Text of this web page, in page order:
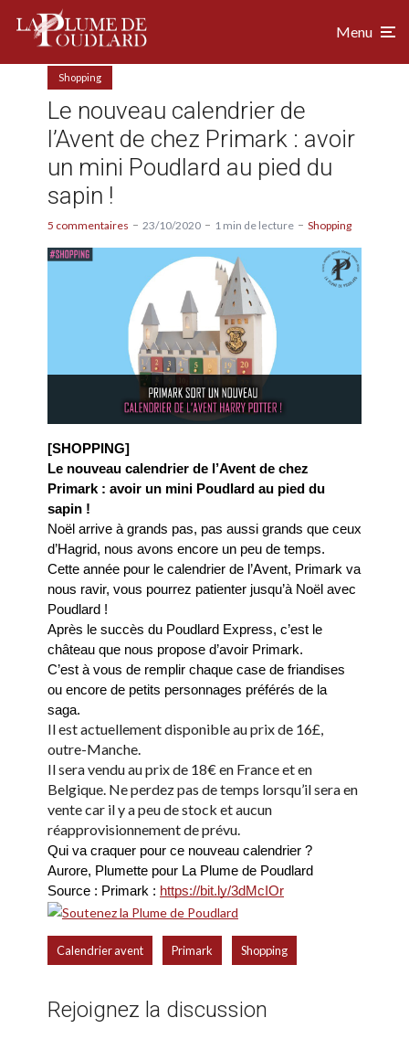
Menu
Shopping
Le nouveau calendrier de
l’Avent de chez Primark : avoir
un mini Poudlard au pied du
sapin !
5 commentaires 23/10/2020 1 min de lecture Shopping
[SHOPPING]
Le nouveau calendrier de l’Avent de chez
Primark : avoir un mini Poudlard au pied du
sapin !
Noël arrive à grands pas, pas aussi grands que ceux
d’Hagrid, nous avons encore un peu de temps.
Cette année pour le calendrier de l’Avent, Primark va
nous ravir, vous pourrez patienter jusqu’à Noël avec
Poudlard !
Après le succès du Poudlard Express, c’est le
château que nous propose d’avoir Primark.
C’est à vous de remplir chaque case de friandises
ou encore de petits personnages préférés de la
saga.
Il est actuellement disponible au prix de 16£,
outre-Manche.
Il sera vendu au prix de 18€ en France et en
Belgique. Ne perdez pas de temps lorsqu’il sera en
vente car il y a peu de stock et aucun
réapprovisionnement de prévu.
Qui va craquer pour ce nouveau calendrier ?
Aurore, Plumette pour La Plume de Poudlard
Source : Primark : https://bit.ly/3dMcIOr
Calendrier avent Primark Shopping
Rejoignez la discussion